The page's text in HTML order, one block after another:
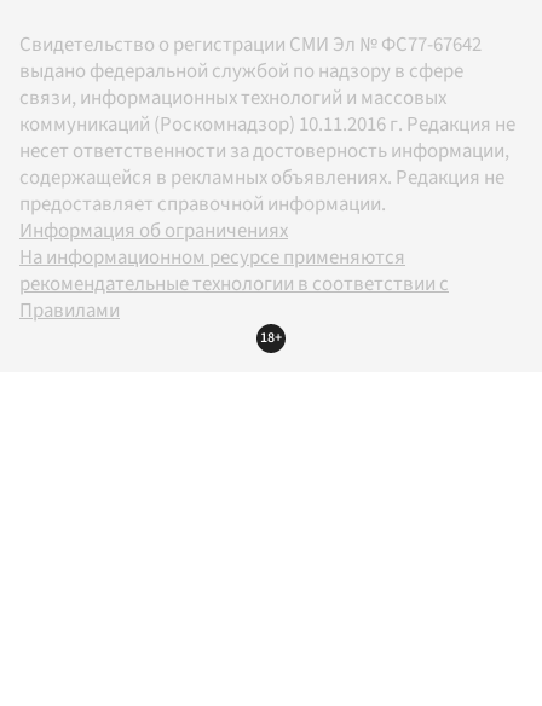
Свидетельство о регистрации СМИ Эл № ФС77-67642
выдано федеральной службой по надзору в сфере
связи, информационных технологий и массовых
коммуникаций (Роскомнадзор) 10.11.2016 г. Редакция не
несет ответственности за достоверность информации,
содержащейся в рекламных объявлениях. Редакция не
предоставляет справочной информации.
Информация об ограничениях
На информационном ресурсе применяются
рекомендательные технологии в соответствии с
Правилами
18+